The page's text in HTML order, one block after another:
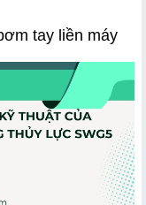
tay liền máy